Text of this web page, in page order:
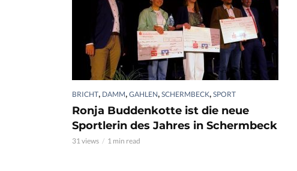
BRICHT, DAMM, GAHLEN, SCHERMBECK, SPORT
Ronja Buddenkotte ist die neue
Sportlerin des Jahres in Schermbeck
31 views 1 min read